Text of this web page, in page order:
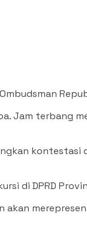
Jam terbang
kontestasi
di DPRD
akan